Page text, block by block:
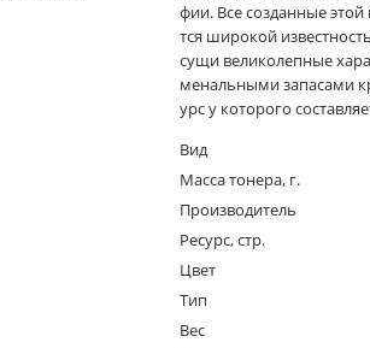
Samsung
Xerox
Тонер и
фии. Все созданные
тся широкой
сущи великолепные
менальными запасами
урс у которого
Вид
Масса тонера, г.
Производитель
Ресурс, стр.
Цвет
Тип
Вес